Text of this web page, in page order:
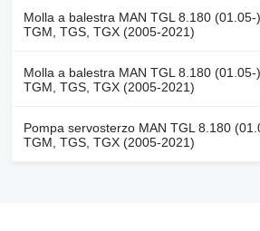
Molla a balestra MAN TGL 8.180 (01.05-
TGM, TGS, TGX (2005-2021)
Molla a balestra MAN TGL 8.180 (01.05-
TGM, TGS, TGX (2005-2021)
Pompa servosterzo MAN TGL 8.180
TGM, TGS, TGX (2005-2021)